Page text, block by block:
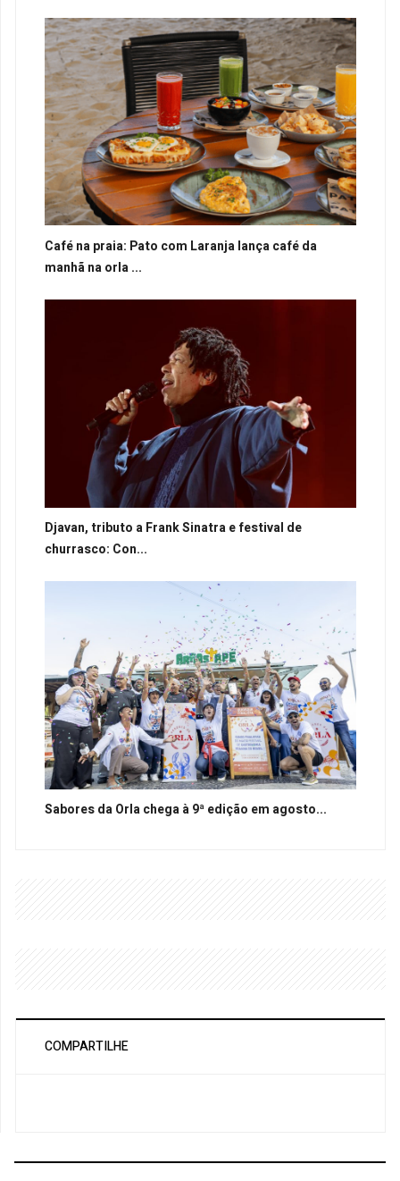
Café na praia: Pato com Laranja lança café da
manhã na orla ...
Djavan, tributo a Frank Sinatra e festival de
churrasco: Con...
Sabores da Orla chega à 9ª edição em agosto...
COMPARTILHE